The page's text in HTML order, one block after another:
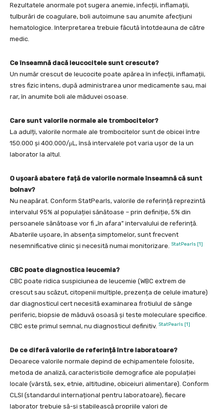
Rezultatele anormale pot sugera anemie, infecții, inflamații,
tulburări de coagulare, boli autoimune sau anumite afecțiuni
hematologice. Interpretarea trebuie făcută întotdeauna de către
medic.
Ce înseamnă dacă leucocitele sunt crescute?
Un număr crescut de leucocite poate apărea în infecții, inflamații,
stres fizic intens, după administrarea unor medicamente sau, mai
rar, în anumite boli ale măduvei osoase.
Care sunt valorile normale ale trombocitelor?
La adulți, valorile normale ale trombocitelor sunt de obicei între
150.000 și 400.000/μL, însă intervalele pot varia ușor de la un
laborator la altul.
O ușoară abatere față de valorile normale înseamnă că sunt
bolnav?
Nu neapărat. Conform StatPearls, valorile de referință reprezintă
intervalul 95% al populației sănătoase – prin definiție, 5% din
persoanele sănătoase vor fi „în afara” intervalului de referință.
Abaterile ușoare, în absența simptomelor, sunt frecvent
nesemnificative clinic și necesită numai monitorizare.
StatPearls [1]
CBC poate diagnostica leucemia?
CBC poate ridica suspiciunea de leucemie (WBC extrem de
crescut sau scăzut, citopenii multiple, prezența de celule imature)
dar diagnosticul cert necesită examinarea frotiulul de sânge
periferic, biopsie de măduvă osoasă și teste moleculare specifice.
CBC este primul semnal, nu diagnosticul definitiv. StatPearls [1]
De ce diferă valorile de referință între laboratoare?
Deoarece valorile normale depind de echipamentele folosite,
metoda de analiză, caracteristicile demografice ale populației
locale (vârstă, sex, etnie, altitudine, obiceiuri alimentare). Conform
CLSI (standardul internațional pentru laboratoare), fiecare
laborator trebuie să-și stabilească propriile valori de